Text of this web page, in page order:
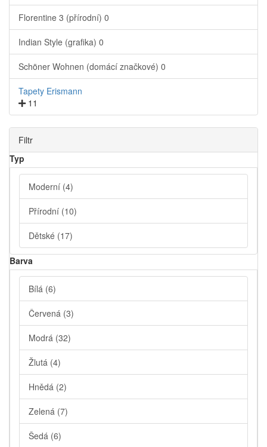
Florentine 3 (přírodní) 0
Indian Style (grafika) 0
Schöner Wohnen (domácí značkové) 0
Tapety Erismann
11
Filtr
Typ
Moderní (4)
Přírodní (10)
Dětské (17)
Barva
Bílá (6)
Červená (3)
Modrá (32)
Žlutá (4)
Hnědá (2)
Zelená (7)
Šedá (6)